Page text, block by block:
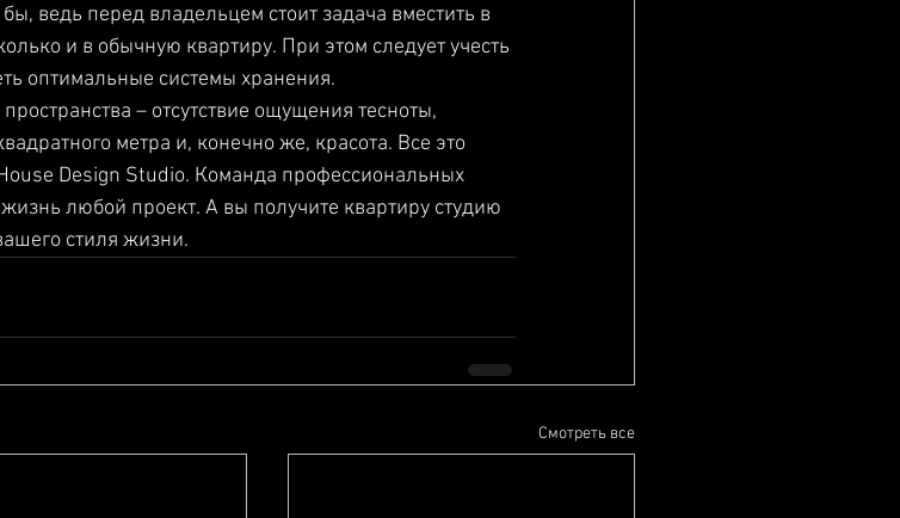
ведь перед владельцем стоит задача вместить в
и в обычную квартиру. При этом следует учесть
оптимальные системы хранения.
– отсутствие ощущения тесноты,
метра и, конечно же, красота. Все это
Design Studio. Команда профессиональных
любой проект. А вы получите квартиру студию
стиля жизни.
Смотреть все